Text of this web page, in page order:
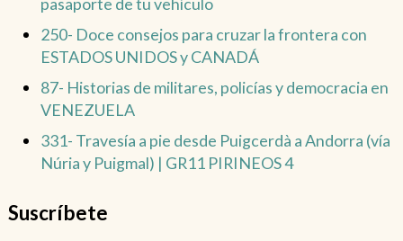
250- Doce consejos para cruzar la frontera con
ESTADOS UNIDOS y CANADÁ
87- Historias de militares, policías y democracia en
VENEZUELA
331- Travesía a pie desde Puigcerdà a Andorra (vía
Núria y Puigmal) | GR11 PIRINEOS 4
Suscríbete